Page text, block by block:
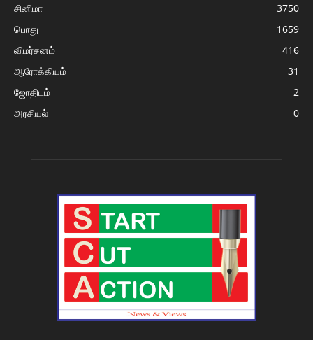
சினிமா
3750
பொது
1659
விமர்சனம்
416
ஆரோக்கியம்
31
ஜோதிடம்
2
அரசியல்
0